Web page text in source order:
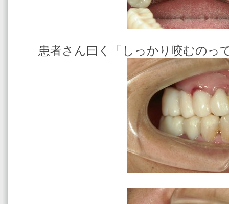
患者さん曰く「しっかり咬むのっ